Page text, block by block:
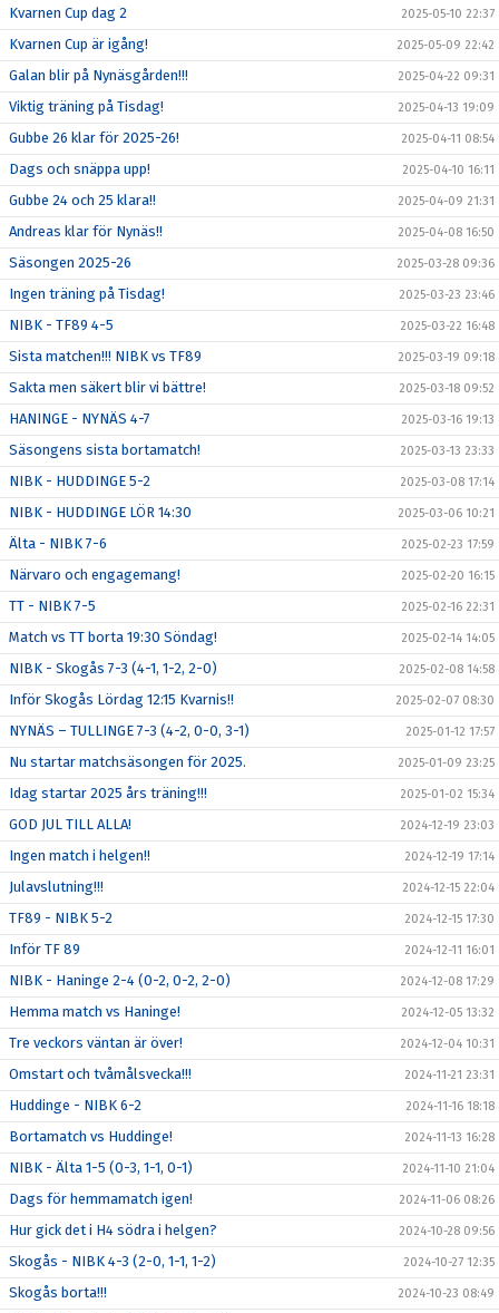
Kvarnen Cup dag 2 2025-05-10 22:37
Kvarnen Cup är igång! 2025-05-09 22:42
Galan blir på Nynäsgården!!! 2025-04-22 09:31
Viktig träning på Tisdag! 2025-04-13 19:09
Gubbe 26 klar för 2025-26! 2025-04-11 08:54
Dags och snäppa upp! 2025-04-10 16:11
Gubbe 24 och 25 klara!! 2025-04-09 21:31
Andreas klar för Nynäs!! 2025-04-08 16:50
Säsongen 2025-26 2025-03-28 09:36
Ingen träning på Tisdag! 2025-03-23 23:46
NIBK - TF89 4-5 2025-03-22 16:48
Sista matchen!!! NIBK vs TF89 2025-03-19 09:18
Sakta men säkert blir vi bättre! 2025-03-18 09:52
HANINGE - NYNÄS 4-7 2025-03-16 19:13
Säsongens sista bortamatch! 2025-03-13 23:33
NIBK - HUDDINGE 5-2 2025-03-08 17:14
NIBK - HUDDINGE LÖR 14:30 2025-03-06 10:21
Älta - NIBK 7-6 2025-02-23 17:59
Närvaro och engagemang! 2025-02-20 16:15
TT - NIBK 7-5 2025-02-16 22:31
Match vs TT borta 19:30 Söndag! 2025-02-14 14:05
NIBK - Skogås 7-3 (4-1, 1-2, 2-0) 2025-02-08 14:58
Inför Skogås Lördag 12:15 Kvarnis!! 2025-02-07 08:30
NYNÄS – TULLINGE 7-3 (4-2, 0-0, 3-1) 2025-01-12 17:57
Nu startar matchsäsongen för 2025. 2025-01-09 23:25
Idag startar 2025 års träning!!! 2025-01-02 15:34
GOD JUL TILL ALLA! 2024-12-19 23:03
Ingen match i helgen!! 2024-12-19 17:14
Julavslutning!!! 2024-12-15 22:04
TF89 - NIBK 5-2 2024-12-15 17:30
Inför TF 89 2024-12-11 16:01
NIBK - Haninge 2-4 (0-2, 0-2, 2-0) 2024-12-08 17:29
Hemma match vs Haninge! 2024-12-05 13:32
Tre veckors väntan är över! 2024-12-04 10:31
Omstart och tvåmålsvecka!!! 2024-11-21 23:31
Huddinge - NIBK 6-2 2024-11-16 18:18
Bortamatch vs Huddinge! 2024-11-13 16:28
NIBK - Älta 1-5 (0-3, 1-1, 0-1) 2024-11-10 21:04
Dags för hemmamatch igen! 2024-11-06 08:26
Hur gick det i H4 södra i helgen? 2024-10-28 09:56
Skogås - NIBK 4-3 (2-0, 1-1, 1-2) 2024-10-27 12:35
Skogås borta!!! 2024-10-23 08:49